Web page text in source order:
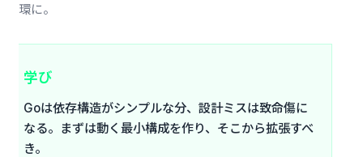
環に。
学び
Goは依存構造がシンプルな分、設計ミスは致命傷に
なる。まずは動く最小構成を作り、そこから拡張すべ
き。